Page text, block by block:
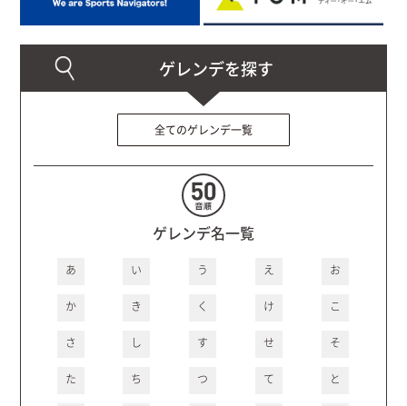
全てのゲレンデ一覧
ゲレンデ名一覧
あ い う え お
か き く け こ
さ し す せ そ
た ち つ て と